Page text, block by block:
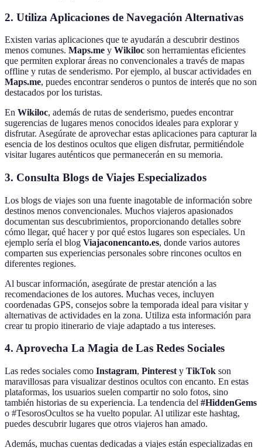
2. Utiliza Aplicaciones de Navegación Alternativas
Existen varias aplicaciones que te ayudarán a descubrir destinos
menos comunes. Maps.me y Wikiloc son herramientas eficientes
que permiten explorar áreas no convencionales a través de mapas
offline y rutas de senderismo. Por ejemplo, al buscar actividades en
Maps.me, puedes encontrar senderos o puntos de interés que no son
destacados por los turistas.
En Wikiloc, además de rutas de senderismo, puedes encontrar
sugerencias de lugares menos conocidos ideales para explorar y
disfrutar. Asegúrate de aprovechar estas aplicaciones para capturar la
esencia de los destinos ocultos que eligen disfrutar, permitiéndole
visitar lugares auténticos que permanecerán en su memoria.
3. Consulta Blogs de Viajes Especializados
Los blogs de viajes son una fuente inagotable de información sobre
destinos menos convencionales. Muchos viajeros apasionados
documentan sus descubrimientos, proporcionando detalles sobre
cómo llegar, qué hacer y por qué estos lugares son especiales. Un
ejemplo sería el blog Viajaconencanto.es, donde varios autores
comparten sus experiencias personales sobre rincones ocultos en
diferentes regiones.
Al buscar información, asegúrate de prestar atención a las
recomendaciones de los autores. Muchas veces, incluyen
coordenadas GPS, consejos sobre la temporada ideal para visitar y
alternativas de actividades en la zona. Utiliza esta información para
crear tu propio itinerario de viaje adaptado a tus intereses.
4. Aprovecha La Magia de Las Redes Sociales
Las redes sociales como Instagram, Pinterest y TikTok son
maravillosas para visualizar destinos ocultos con encanto. En estas
plataformas, los usuarios suelen compartir no solo fotos, sino
también historias de su experiencia. La tendencia del #HiddenGems
o #TesorosOcultos se ha vuelto popular. Al utilizar este hashtag,
puedes descubrir lugares que otros viajeros han amado.
Además, muchas cuentas dedicadas a viajes están especializadas en